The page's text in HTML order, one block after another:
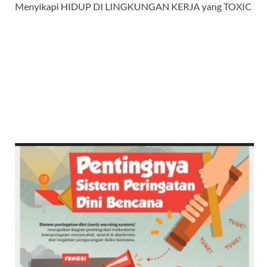
Menyikapi HIDUP DI LINGKUNGAN KERJA yang TOXIC